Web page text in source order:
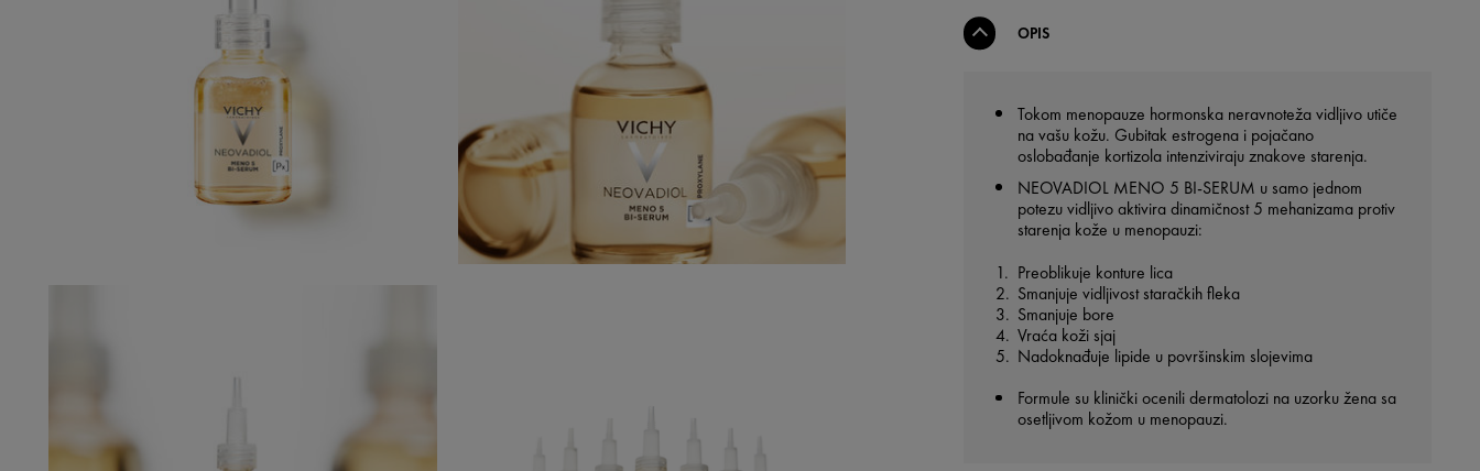
OPIS
Tokom menopauze hormonska neravnoteža vidljivo utiče
na vašu kožu. Gubitak estrogena i pojačano
oslobađanje kortizola intenziviraju znakove starenja.
NEOVADIOL MENO 5 BI-SERUM u samo jednom
potezu vidljivo aktivira dinamičnost 5 mehanizama protiv
starenja kože u menopauzi:
Preoblikuje konture lica
Smanjuje vidljivost staračkih fleka
Smanjuje bore
Vraća koži sjaj
Nadoknađuje lipide u površinskim slojevima
Formule su klinički ocenili dermatolozi na uzorku žena sa
osetljivom kožom u menopauzi.